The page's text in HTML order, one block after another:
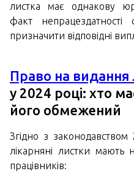
листка має однакову
факт непрацездатності
призначити відповідні
Право на видання
у 2024 році: хто
його обмежений
Згідно з
лікарняні листки мають
працівників: